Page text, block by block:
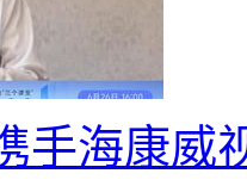
手海康威